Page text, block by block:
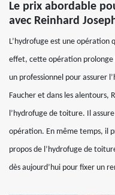
Le prix abordable
avec Reinhard
L’hydrofuge est une opération
effet, cette opération prolonge
un professionnel pour assurer
Faucher et dans les alentours,
l’hydrofuge de toiture. Il
opération. En même temps, il
propos de l’hydrofuge de
dès aujourd’hui pour fixer un